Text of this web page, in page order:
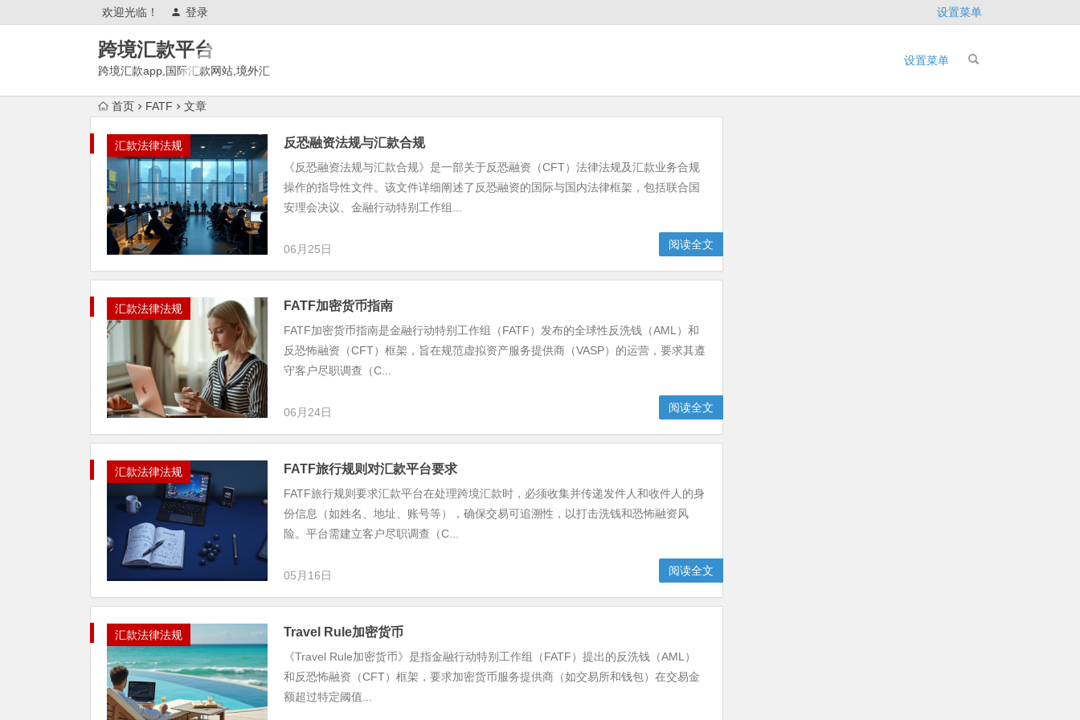
欢迎光临！ 登录 设置菜单
跨境汇款平台
跨境汇款app,国际汇款网站,境外汇
设置菜单
首页 FATF 文章
汇款法律法规 反恐融资法规与汇款合规
《反恐融资法规与汇款合规》是一部关于反恐融资（CFT）法律法规及汇款业务合规
操作的指导性文件。该文件详细阐述了反恐融资的国际与国内法律框架，包括联合国
安理会决议、金融行动特别工作组...
06月25日 阅读全文
汇款法律法规 FATF加密货币指南
FATF加密货币指南是金融行动特别工作组（FATF）发布的全球性反洗钱（AML）和
反恐怖融资（CFT）框架，旨在规范虚拟资产服务提供商（VASP）的运营，要求其遵
守客户尽职调查（C...
06月24日 阅读全文
汇款法律法规 FATF旅行规则对汇款平台要求
FATF旅行规则要求汇款平台在处理跨境汇款时，必须收集并传递发件人和收件人的身
份信息（如姓名、地址、账号等），确保交易可追溯性，以打击洗钱和恐怖融资风
险。平台需建立客户尽职调查（C...
05月16日 阅读全文
汇款法律法规 Travel Rule加密货币
《Travel Rule加密货币》是指金融行动特别工作组（FATF）提出的反洗钱（AML）
和反恐怖融资（CFT）框架，要求加密货币服务提供商（如交易所和钱包）在交易金
额超过特定阈值...